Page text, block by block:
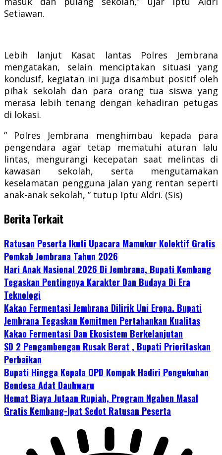
Setiawan.
Lebih lanjut Kasat lantas Polres Jembrana
mengatakan, selain menciptakan situasi yang
kondusif, kegiatan ini juga disambut positif oleh
pihak sekolah dan para orang tua siswa yang
merasa lebih tenang dengan kehadiran petugas
di lokasi.
” Polres Jembrana menghimbau kepada para
pengendara agar tetap mematuhi aturan lalu
lintas, mengurangi kecepatan saat melintas di
kawasan sekolah, serta mengutamakan
keselamatan pengguna jalan yang rentan seperti
anak-anak sekolah, ” tutup Iptu Aldri. (Sis)
Berita Terkait
Ratusan Peserta Ikuti Upacara Mamukur Kolektif Gratis
Pemkab Jembrana Tahun 2026
Hari Anak Nasional 2026 Di Jembrana, Bupati Kembang
Tegaskan Pentingnya Karakter Dan Budaya Di Era
Teknologi
Kakao Fermentasi Jembrana Dilirik Uni Eropa. Bupati
Jembrana Tegaskan Komitmen Pertahankan Kualitas
Kakao Fermentasi Dan Ekosistem Berkelanjutan
SD 2 Pengambengan Rusak Berat , Bupati Prioritaskan
Perbaikan
Bupati Hingga Kepala OPD Kompak Hadiri Pengukuhan
Bendesa Adat Dauhwaru
Hemat Biaya Jutaan Rupiah, Program Ngaben Masal
Gratis Kembang-Ipat Sedot Ratusan Peserta